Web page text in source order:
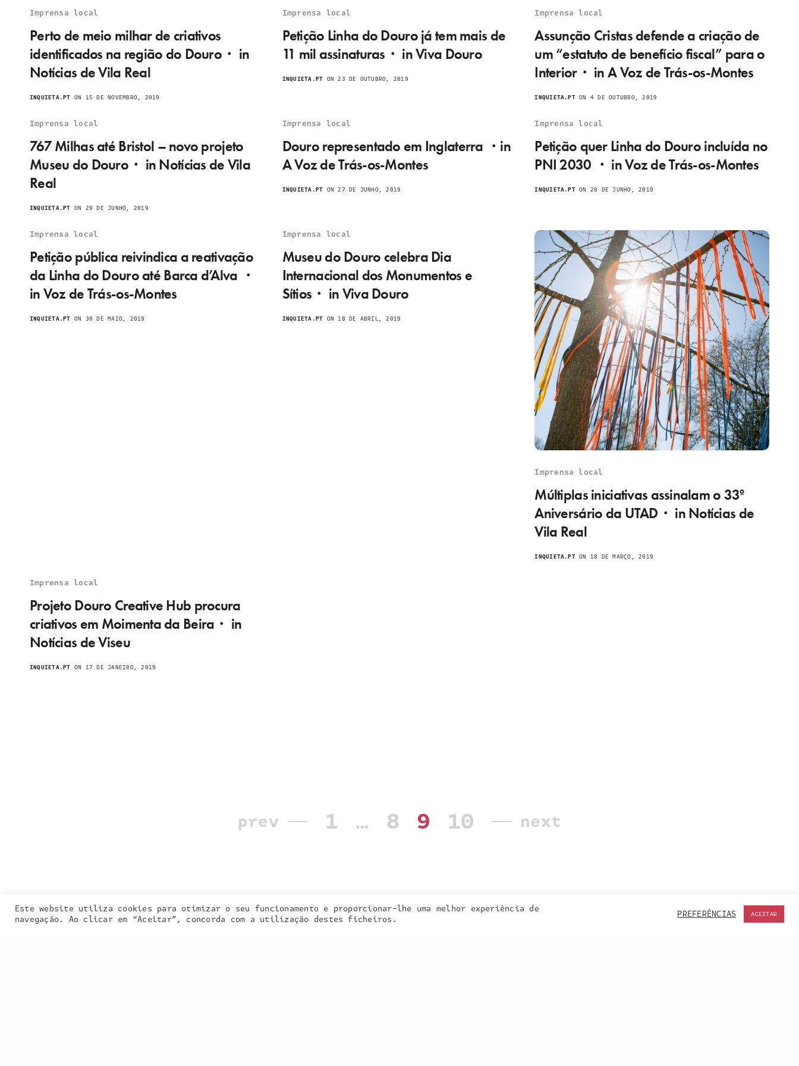
Imprensa local
Perto de meio milhar de criativos
identificados na região do Douro・ in
Notícias de Vila Real
INQUIETA.PT ON 15 DE NOVEMBRO, 2019
Imprensa local
Petição Linha do Douro já tem mais de
11 mil assinaturas・ in Viva Douro
INQUIETA.PT ON 23 DE OUTUBRO, 2019
Imprensa local
Assunção Cristas defende a criação de
um “estatuto de benefício fiscal” para o
Interior・ in A Voz de Trás-os-Montes
INQUIETA.PTON 4 DE OUTUBRO, 2019
Imprensa local
767 Milhas até Bristol – novo projeto
Museu do Douro・ in Notícias de Vila
Real
INQUIETA.PT ON 29 DE JUNHO, 2019
Imprensa local
Douro representado em Inglaterra ・in
A Voz de Trás-os-Montes
INQUIETA.PT ON 27 DE JUNHO, 2019
Imprensa local
Petição quer Linha do Douro incluída no
PNI 2030 ・ in Voz de Trás-os-Montes
INQUIETA.PTON 20 DE JUNHO, 2019
Imprensa local
Petição pública reivindica a reativação
da Linha do Douro até Barca d’Alva ・
in Voz de Trás-os-Montes
INQUIETA.PT ON 30 DE MAIO, 2019
Imprensa local
Museu do Douro celebra Dia
Internacional dos Monumentos e
Sítios・ in Viva Douro
INQUIETA.PT ON 18 DE ABRIL, 2019
Imprensa local
Múltiplas iniciativas assinalam o 33º
Aniversário da UTAD・ in Notícias de
Vila Real
INQUIETA.PTON 18 DE MARÇO, 2019
Imprensa local
Projeto Douro Creative Hub procura
criativos em Moimenta da Beira・ in
Notícias de Viseu
INQUIETA.PT ON 17 DE JANEIRO, 2019
prev 1 … 8 9 10 next
a inquieta
o que fazemos
Este website utiliza cookies para otimizar o seu funcionamento e proporcionar-lhe uma melhor experiência de
navegação. Ao clicar em “Aceitar”, concorda com a utilização destes ficheiros.
PREFERÊNCIAS ACEITAR
Our site uses cookies. Learn more about our use of cookies: cookie policy